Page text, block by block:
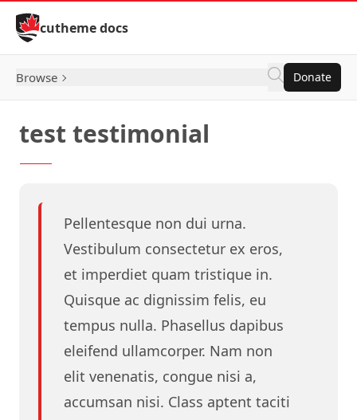
Skip to Content
cutheme docs
Browse Donate
test testimonial
Pellentesque non dui urna.
Vestibulum consectetur ex eros,
et imperdiet quam tristique in.
Quisque ac dignissim felis, eu
tempus nulla. Phasellus dapibus
eleifend ullamcorper. Nam non
elit venenatis, congue nisi a,
accumsan nisi. Class aptent taciti